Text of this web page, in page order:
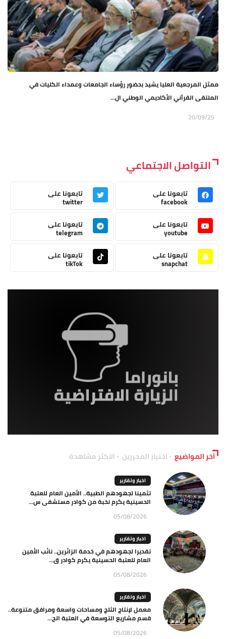
ممثل المرجعية العليا يشيد بحضور رؤساء الجامعات وعمداء الكليات في
الملتقى القرآني الأكاديمي الوطني ال...
20/09/25
التواصل الاجتماعي
تابعونا على
facebook
تابعونا على
twitter
تابعونا على
youtube
تابعونا على
telegram
تابعونا على
snapchat
تابعونا على
tikTok
آخر المواضيع اختيار المحررين الاكثر مشاهدة
اخبار وتقارير
تثمينا لجهودهم الطبية.. الأمين العام للعتبة
الحسينية يكرم نخبة من كوادر مستشفى س...
05/08/2026
اخبار وتقارير
تقديرا لجهودهم في خدمة الزائرين.. نائب الأمين
العام للعتبة الحسينية يكرم كوادر ق...
05/08/2026
اخبار وتقارير
معمل لإنتاج الثلج ومساحات واسعة ومرافق متنوعة..
قسم مشاريع التوسعة في العتبة الح...
05/08/2026